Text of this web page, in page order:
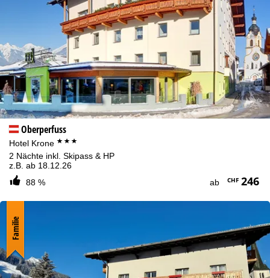
Oberperfuss
Hotel Krone ***
2 Nächte inkl. Skipass & HP
z.B. ab 18.12.26
88 %
ab CHF246
Familie